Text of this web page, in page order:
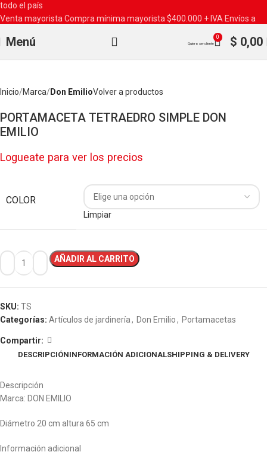
Menú Quiero ser cliente
0 $ 0,00
Inicio Marca Don EmilioVolver a productos
PORTAMACETA TETRAEDRO SIMPLE DON
EMILIO
Logueate para ver los precios
COLOR
Limpiar
AÑADIR AL CARRITO
SKU: TS
Categorías: Artículos de jardinería, Don Emilio, Portamacetas
Compartir:
DESCRIPCIÓNINFORMACIÓN ADICIONALSHIPPING & DELIVERY
Descripción
Marca: DON EMILIO
Diámetro 20 cm altura 65 cm
Información adicional
todo el país
Venta mayorista Compra mínima mayorista $400.000 + IVA Envíos a